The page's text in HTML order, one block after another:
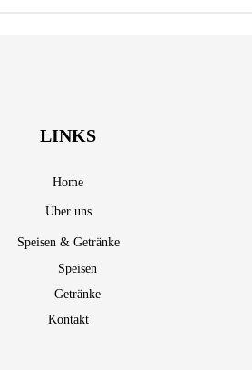
LINKS
Home
Über uns
Speisen & Getränke
Speisen
Getränke
Kontakt